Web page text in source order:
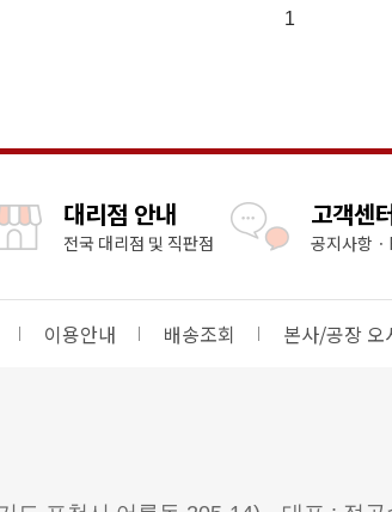
1
대리점 안내
전국 대리점 및 직판점
고객센
공지사항
이용안내 배송조회 본사/공장 오